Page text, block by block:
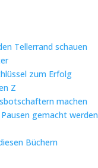
Tellerrand schauen
zum Erfolg
Z
machen
gemacht werden
Büchern